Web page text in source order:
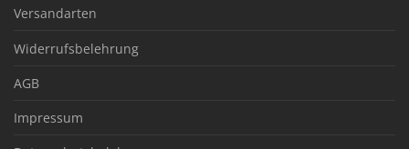
Versandarten
Widerrufsbelehrung
AGB
Impressum